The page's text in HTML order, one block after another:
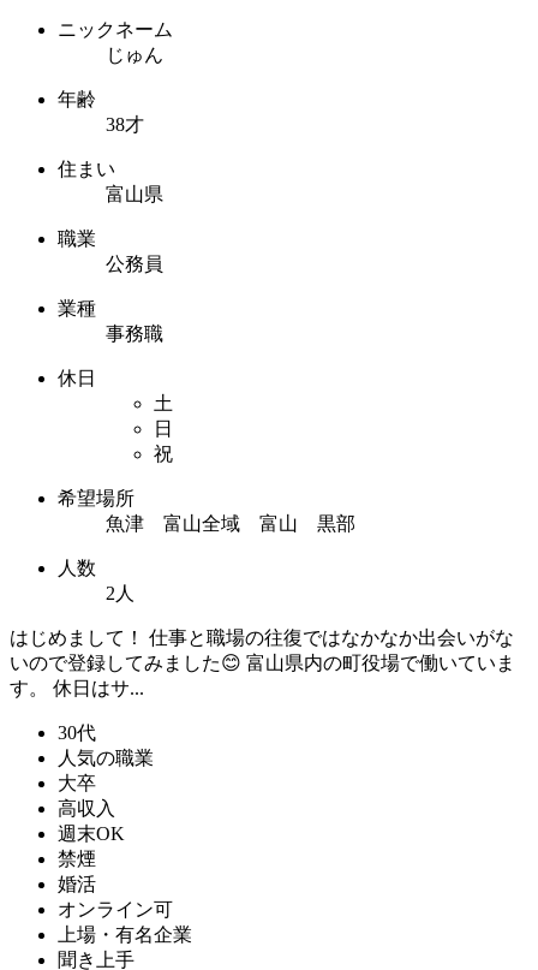
ニックネーム
じゅん
年齢
38才
住まい
富山県
職業
公務員
業種
事務職
休日
土
日
祝
希望場所
魚津 富山全域 富山 黒部
人数
2人
はじめまして！ 仕事と職場の往復ではなかなか出会いがな
いので登録してみました😊 富山県内の町役場で働いていま
す。 休日はサ...
30代
人気の職業
大卒
高収入
週末OK
禁煙
婚活
オンライン可
上場・有名企業
聞き上手